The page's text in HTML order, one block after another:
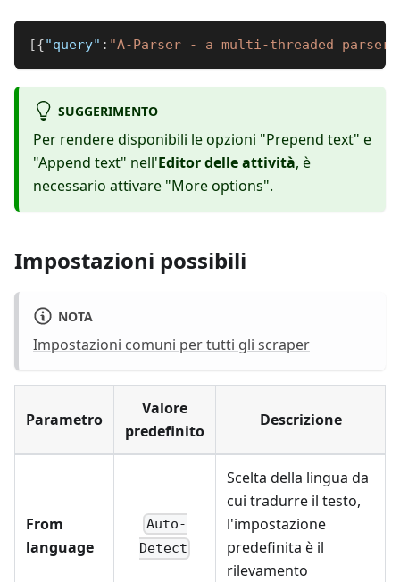
[{"query" : "A-Parser - a multi-threaded
SUGGERIMENTO
Per rendere disponibili le opzioni "Prepend text" e
"Append text" nell'Editor delle attività, è
necessario attivare "More options".
Impostazioni possibili
NOTA
Impostazioni comuni per tutti gli scraper
Parametro
Valore
predefinito
Descrizione
From
language
Auto-
Detect
Scelta della lingua da
cui tradurre il testo,
l'impostazione
predefinita è il
rilevamento